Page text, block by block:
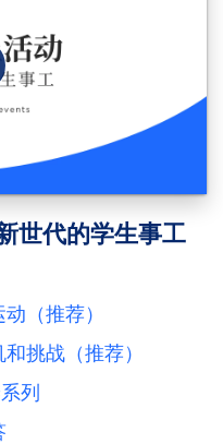
世代的学生事工
（推荐）
挑战（推荐）
列